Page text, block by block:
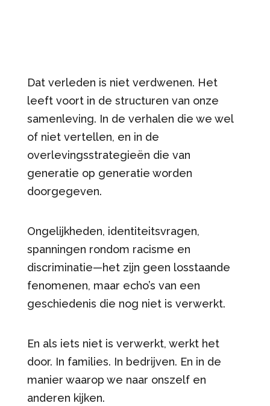
Dat verleden is niet verdwenen. Het
leeft voort in de structuren van onze
samenleving. In de verhalen die we wel
of niet vertellen, en in de
overlevingsstrategieën die van
generatie op generatie worden
doorgegeven.
Ongelijkheden, identiteitsvragen,
spanningen rondom racisme en
discriminatie—het zijn geen losstaande
fenomenen, maar echo’s van een
geschiedenis die nog niet is verwerkt.
En als iets niet is verwerkt, werkt het
door. In families. In bedrijven. En in de
manier waarop we naar onszelf en
anderen kijken.